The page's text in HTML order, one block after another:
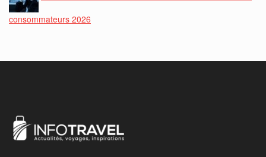
consommateurs 2026